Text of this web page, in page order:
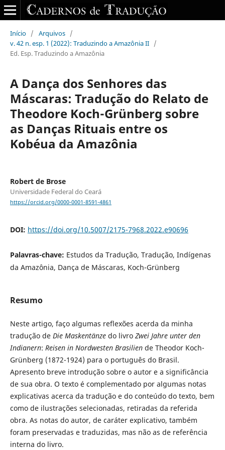
Início / Arquivos /
v. 42 n. esp. 1 (2022): Traduzindo a Amazônia II /
Ed. Esp. Traduzindo a Amazônia
A Dança dos Senhores das
Máscaras: Tradução do Relato de
Theodore Koch-Grünberg sobre
as Danças Rituais entre os
Kobéua da Amazônia
Robert de Brose
Universidade Federal do Ceará
https://orcid.org/0000-0001-8591-4861
DOI: https://doi.org/10.5007/2175-7968.2022.e90696
Palavras-chave: Estudos da Tradução, Tradução, Indígenas
da Amazônia, Dança de Máscaras, Koch-Grünberg
Resumo
Neste artigo, faço algumas reflexões acerda da minha
tradução de Die Maskentänzedo livro Zwei Jahre unter den
Indianern: Reisen in Nordwesten Brasiliende Theodor Koch-
Grünberg (1872-1924) para o português do Brasil.
Apresento breve introdução sobre o autor e a significância
de sua obra. O texto é complementado por algumas notas
explicativas acerca da tradução e do conteúdo do texto, bem
como de ilustrações selecionadas, retiradas da referida
obra. As notas do autor, de caráter explicativo, também
foram preservadas e traduzidas, mas não as de referência
interna do livro.